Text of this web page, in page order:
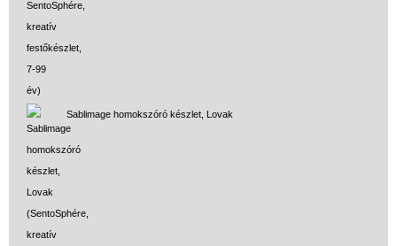
Sablimage homokszóró készlet, Lovak